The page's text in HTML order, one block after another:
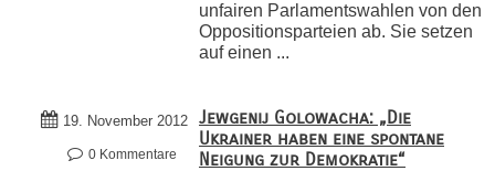
unfairen Parlamentswahlen von den
Oppositionsparteien ab. Sie setzen
auf einen ...
19. November 2012
0 Kommentare
Jewgenij Golowacha: „Die
Ukrainer haben eine spontane
Neigung zur Demokratie“